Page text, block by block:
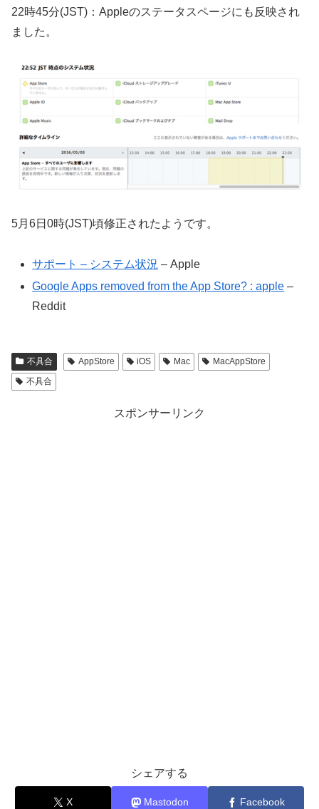
22時45分(JST)：Appleのステータスページにも反映され
ました。
5月6日0時(JST)頃修正されたようです。
サポート – システム状況 – Apple
Google Apps removed from the App Store? : apple –
Reddit
不具合 AppStore iOS Mac
MacAppStore
不具合
スポンサーリンク
シェアする
X Mastodon Facebook